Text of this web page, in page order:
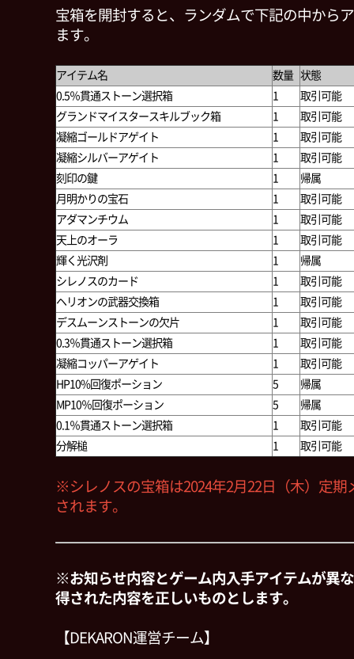
宝箱を開封すると、ランダムで下記の中から
ます。
アイテム名 数量
状態
0.5％貫通ストーン選択箱
1
取引可能
グランドマイスタースキルブック箱
1
取引可能
凝縮ゴールドアゲイト
1
取引可能
凝縮シルバーアゲイト
1
取引可能
刻印の鍵
1
帰属
月明かりの宝石
1
取引可能
アダマンチウム
1
取引可能
天上のオーラ
1
取引可能
輝く光沢剤
1
帰属
シレノスのカード
1
取引可能
ヘリオンの武器交換箱
1
取引可能
デスムーンストーンの欠片
1
取引可能
0.3％貫通ストーン選択箱
1
取引可能
凝縮コッパーアゲイト
1
取引可能
HP10%回復ポーション
5
帰属
MP10％回復ポーション
5
帰属
0.1％貫通ストーン選択箱
1
取引可能
分解槌
1 取引可能
※シレノスの宝箱は2024年2月22日（木）定期
されます。
※お知らせ内容とゲーム内入手アイテムが異
得された内容を正しいものとします。
【DEKARON運営チーム】